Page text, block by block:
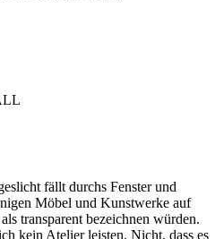
fällt durchs Fenster und
Möbel und Kunstwerke auf
transparent bezeichnen würden.
kein Atelier leisten. Nicht, dass es